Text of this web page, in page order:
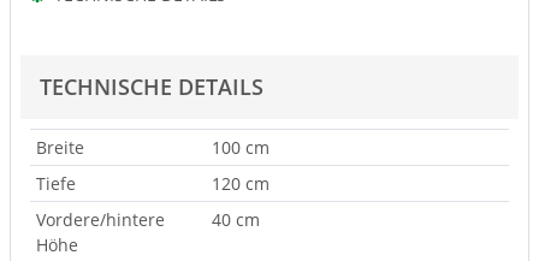
TECHNISCHE DETAILS
Breite
100 cm
Tiefe
120 cm
Vordere/hintere
Höhe
40 cm